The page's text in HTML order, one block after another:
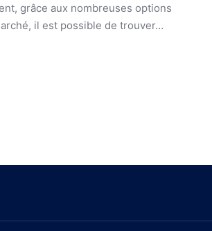
grâce aux nombreuses options
il est possible de trouver…